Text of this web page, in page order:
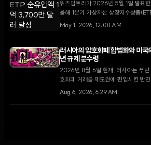
위즈덤트리가 2026년 5월 1일 발표한
올해 1분기 가상자산 상장지수상품
가 순유입되며 디지털 자산 부문의 견
May 1, 2026, 12:00 AM
러시아의 암호화폐 합법화와 미
년 규제 분수령
2026년 8월 6일 현재, 러시아는 푸틴
호화폐 거래를 제도권에 편입시킨 반
법안 처리를 두고 8월 휴회 전 마지막
Aug 6, 2026, 6:29 AM